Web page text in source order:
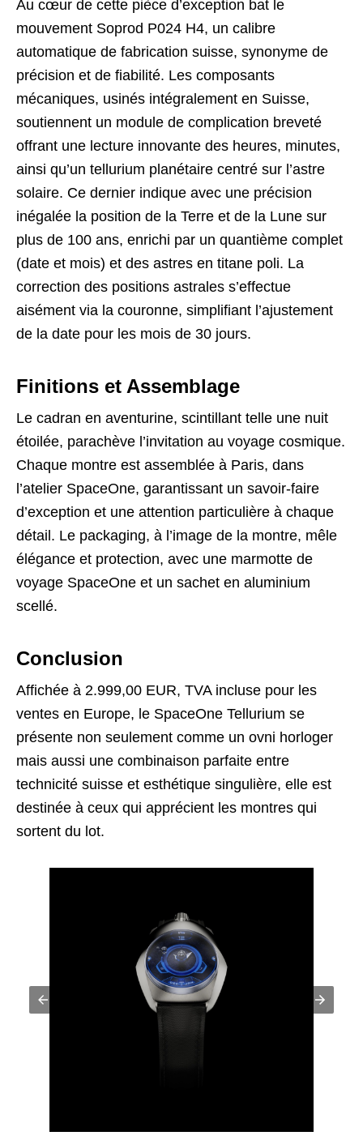
Au cœur de cette pièce d’exception bat le
mouvement Soprod P024 H4, un calibre
automatique de fabrication suisse, synonyme de
précision et de fiabilité. Les composants
mécaniques, usinés intégralement en Suisse,
soutiennent un module de complication breveté
offrant une lecture innovante des heures, minutes,
ainsi qu’un tellurium planétaire centré sur l’astre
solaire. Ce dernier indique avec une précision
inégalée la position de la Terre et de la Lune sur
plus de 100 ans, enrichi par un quantième complet
(date et mois) et des astres en titane poli. La
correction des positions astrales s’effectue
aisément via la couronne, simplifiant l’ajustement
de la date pour les mois de 30 jours.
Finitions et Assemblage
Le cadran en aventurine, scintillant telle une nuit
étoilée, parachève l’invitation au voyage cosmique.
Chaque montre est assemblée à Paris, dans
l’atelier SpaceOne, garantissant un savoir-faire
d’exception et une attention particulière à chaque
détail. Le packaging, à l’image de la montre, mêle
élégance et protection, avec une marmotte de
voyage SpaceOne et un sachet en aluminium
scellé.
Conclusion
Affichée à 2.999,00 EUR, TVA incluse pour les
ventes en Europe, le SpaceOne Tellurium se
présente non seulement comme un ovni horloger
mais aussi une combinaison parfaite entre
technicité suisse et esthétique singulière, elle est
destinée à ceux qui apprécient les montres qui
sortent du lot.